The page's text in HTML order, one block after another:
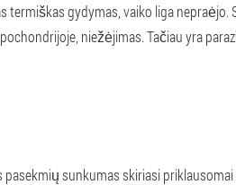
termiškas gydymas, vaiko liga nepraėjo.
niežėjimas. Tačiau yra
sunkumas skiriasi